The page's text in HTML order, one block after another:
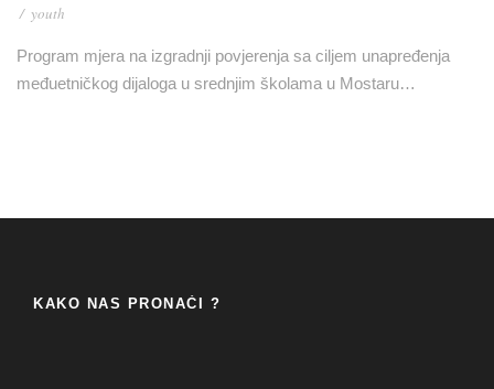
/ youth
Program mjera na izgradnji povjerenja sa ciljem unapređenja
međuetničkog dijaloga u srednjim školama u Mostaru…
KAKO NAS PRONAĆI ?